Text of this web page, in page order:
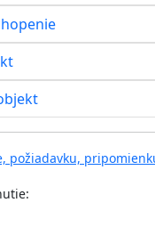
požiadavku,